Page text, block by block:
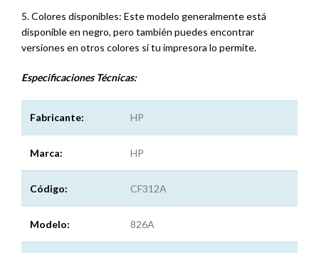
5. Colores disponibles: Este modelo generalmente está
disponible en negro, pero también puedes encontrar
versiones en otros colores si tu impresora lo permite.
Especificaciones Técnicas:
Fabricante: HP
Marca: HP
Código: CF312A
Modelo: 826A